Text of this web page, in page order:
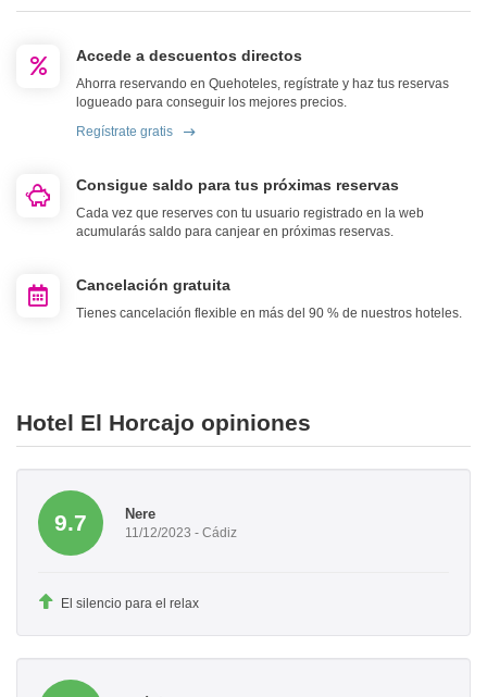
Accede a descuentos directos
Ahorra reservando en Quehoteles, regístrate y haz tus reservas
logueado para conseguir los mejores precios.
Regístrate gratis
Consigue saldo para tus próximas reservas
Cada vez que reserves con tu usuario registrado en la web
acumularás saldo para canjear en próximas reservas.
Cancelación gratuita
Tienes cancelación flexible en más del 90 % de nuestros hoteles.
Hotel El Horcajo opiniones
9.7 Nere
11/12/2023 - Cádiz
El silencio para el relax